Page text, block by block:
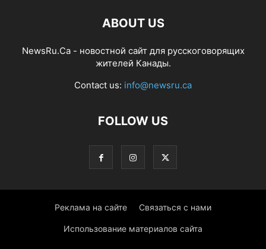
ABOUT US
NewsRu.Ca - новостной сайт для русскоговорящих
жителей Канады.
Contact us: info@newsru.ca
FOLLOW US
Реклама на сайте Связаться с нами
Использование материалов сайта